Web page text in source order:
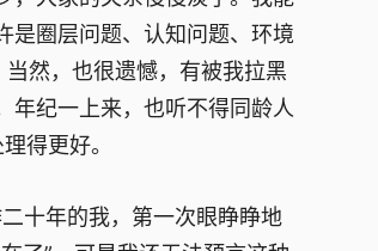
是圈层问题、认知问题、环境
然，也很遗憾，有被我拉黑
年纪一上来，也听不得同龄人
得更好。
十年的我，第一次眼睁睁地